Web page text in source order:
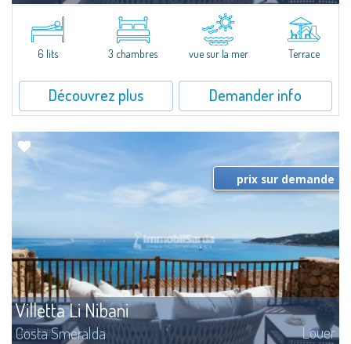
​A few steps from the Bay of Piccolo Pevero, Villetta Li Nibani is located in a
quiet condo with breathtaking views of the sea of Costa Smeralda, in a
strategic position to reach the beach in a few minutes' walk.The...
6 lits 3 chambres vue sur la mer Terrace
Découvrez plus Demander info
Villetta Li Nibani
Costa Smeralda Louer
prix sur demande